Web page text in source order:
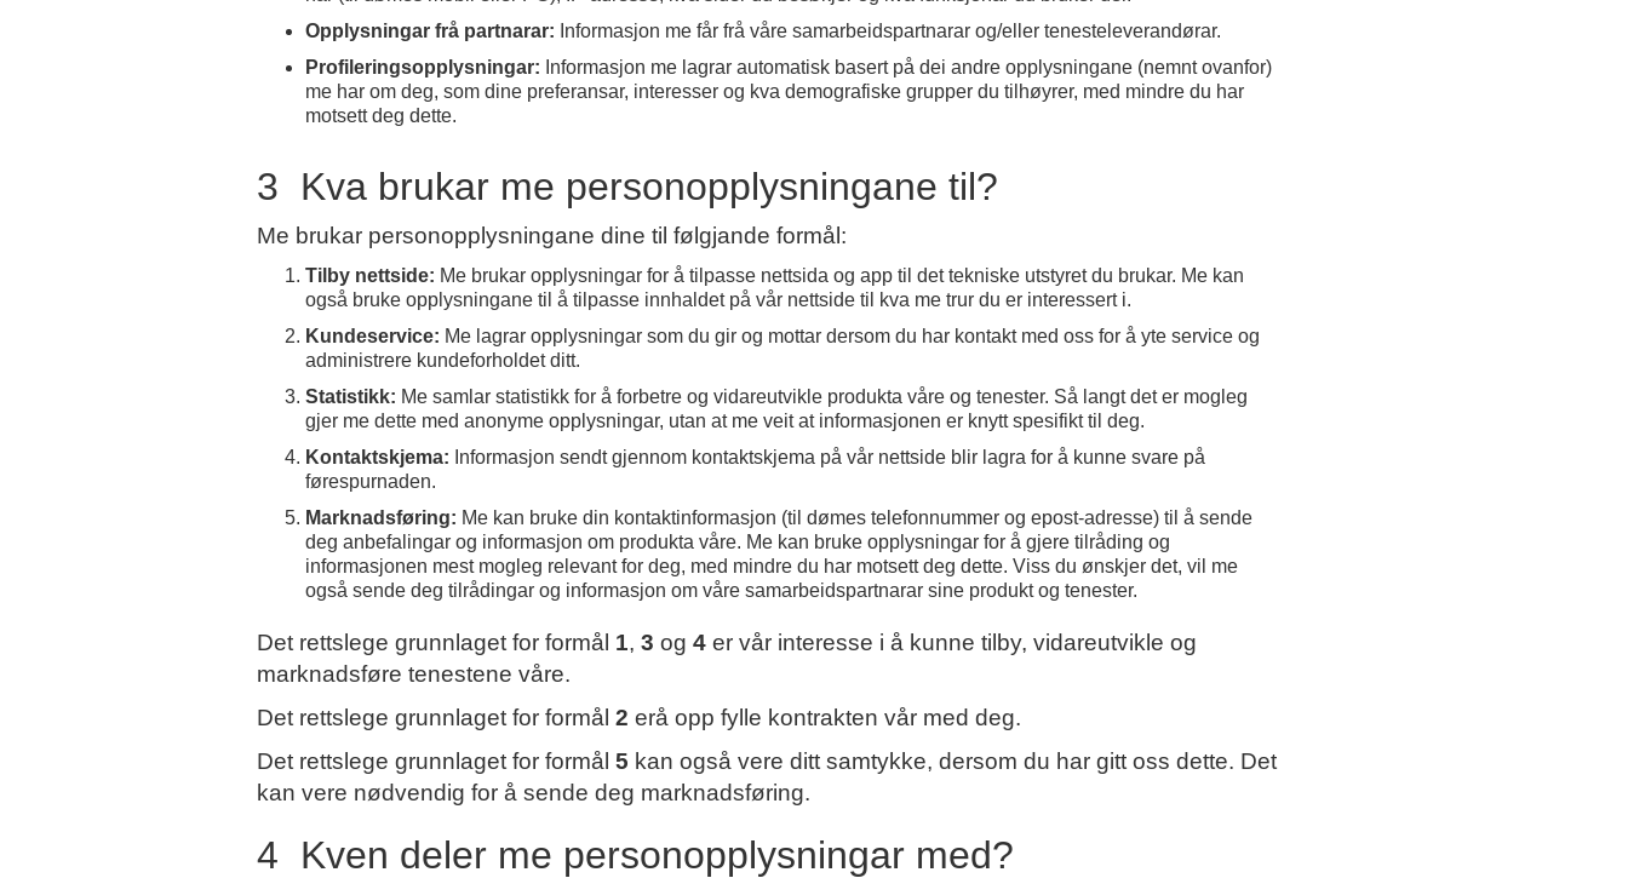
Opplysningar frå partnarar: Informasjon me får frå våre samarbeidspartnarar og/eller tenesteleverandørar.
Profileringsopplysningar: Informasjon me lagrar automatisk basert på dei andre opplysningane (nemnt ovanfor)
me har om deg, som dine preferansar, interesser og kva demografiske grupper du tilhøyrer, med mindre du har
motsett deg dette.
3 Kva brukar me personopplysningane til?
Me brukar personopplysningane dine til følgjande formål:
Tilby nettside: Me brukar opplysningar for å tilpasse nettsida og app til det tekniske utstyret du brukar. Me kan
også bruke opplysningane til å tilpasse innhaldet på vår nettside til kva me trur du er interessert i.
Kundeservice: Me lagrar opplysningar som du gir og mottar dersom du har kontakt med oss for å yte service og
administrere kundeforholdet ditt.
Statistikk: Me samlar statistikk for å forbetre og vidareutvikle produkta våre og tenester. Så langt det er mogleg
gjer me dette med anonyme opplysningar, utan at me veit at informasjonen er knytt spesifikt til deg.
Kontaktskjema: Informasjon sendt gjennom kontaktskjema på vår nettside blir lagra for å kunne svare på
førespurnaden.
Marknadsføring: Me kan bruke din kontaktinformasjon (til dømes telefonnummer og epost-adresse) til å sende
deg anbefalingar og informasjon om produkta våre. Me kan bruke opplysningar for å gjere tilråding og
informasjonen mest mogleg relevant for deg, med mindre du har motsett deg dette. Viss du ønskjer det, vil me
også sende deg tilrådingar og informasjon om våre samarbeidspartnarar sine produkt og tenester.
Det rettslege grunnlaget for formål 1, 3 og 4 er vår interesse i å kunne tilby, vidareutvikle og
marknadsføre tenestene våre.
Det rettslege grunnlaget for formål 2 erå opp fylle kontrakten vår med deg.
Det rettslege grunnlaget for formål 5 kan også vere ditt samtykke, dersom du har gitt oss dette. Det
kan vere nødvendig for å sende deg marknadsføring.
4 Kven deler me personopplysningar med?